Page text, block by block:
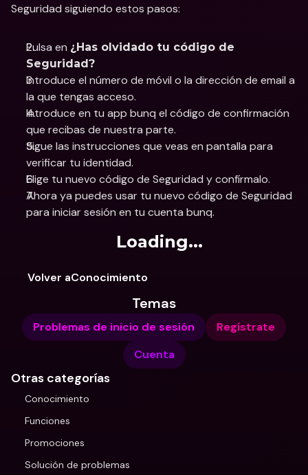
Seguridad siguiendo estos pasos:
Pulsa en ¿Has olvidado tu código de
Seguridad?
Introduce el número de móvil o la dirección de email a
la que tengas acceso.
Introduce en tu app bunq el código de confirmación
que recibas de nuestra parte.
Sigue las instrucciones que veas en pantalla para
verificar tu identidad.
Elige tu nuevo código de Seguridad y confírmalo.
Ahora ya puedes usar tu nuevo código de Seguridad
para iniciar sesión en tu cuenta bunq.
Loading...
Volver aConocimiento
Temas
Problemas de inicio de sesión
Regístrate
Cuenta
Otras categorías
Conocimiento
Funciones
Promociones
Solución de problemas